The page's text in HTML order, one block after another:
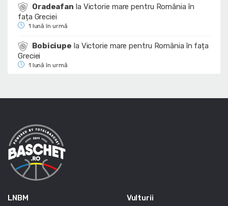
Oradeafan la Victorie mare pentru România în
fața Greciei
1 lună în urmă
Bobiciupe la Victorie mare pentru România în fața
Greciei
1 lună în urmă
LNBM
Vulturii